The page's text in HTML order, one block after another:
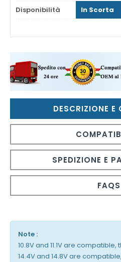
Disponibilità
In Scorta
DESCRIZIONE E
SPEDIZIONE E
FAQS
Note :
10.8V and 11.1V are
14.4V and 14.8V are